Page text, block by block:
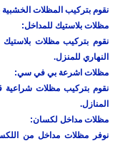
نقوم بتركيب المظلات
مظلات بلاستيك للمداخل:
نقوم بتركيب مظلات
النهاري للمنزل.
مظلات اشرعة بي في سي:
نقوم بتركيب مظلات شراعية
المنازل.
مظلات مداخل لكسان:
نوفر مظلات مداخل من